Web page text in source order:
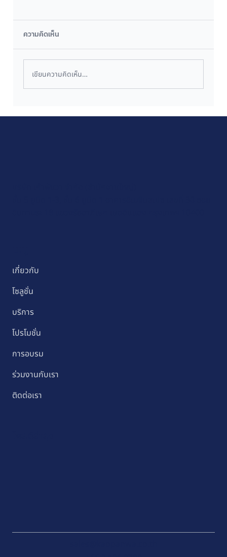
มีระบบดีแค่ไหน ถ้าทีมใช้ไม่เป็น ก็ไม่ช่วยอะไร
ความคิดเห็น
เขียนความคิดเห็น…
เกี่ยวกับ
โซลูชั่น
บริการ
โปรโมชั่น
การอบรม
ร่วมงานกับเรา
ติดต่อเรา